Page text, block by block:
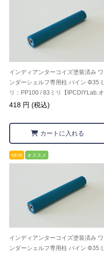
インディアンターコイズ塗装済み ワ
ンダーシェルフ専用柱 パイン Φ35ミ
リ：PP100 / 83ミリ【IPCDIYLab.オ
リジナル】
418 円 (税込)
カートに入れる
NEW オススメ
インディアンターコイズ塗装済み ワ
ンダーシェルフ専用柱 パイン Φ35ミ